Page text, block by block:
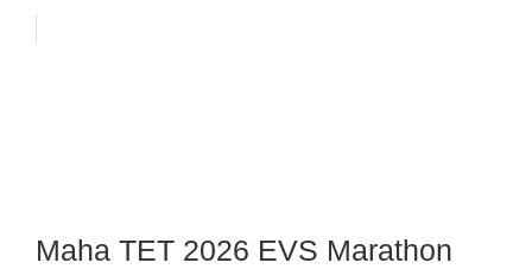
Maha TET 2026 EVS Marathon